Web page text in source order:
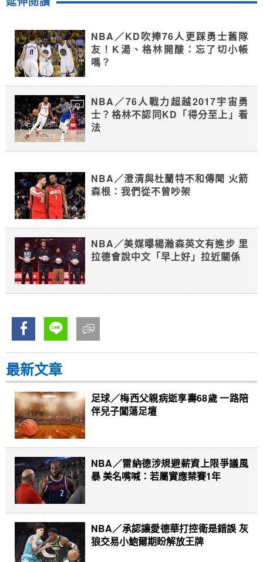
NBA／KD吹捧76人更踩勇士舊隊
友！K湯、格林開酸：忘了切小帳
嗎？
NBA／76人戰力超越2017宇宙勇
士？格林不認同KD「得分至上」看
法
NBA／澄清與杜蘭特不和傳聞 火箭
森根：我們從不曾吵架
NBA／美媒曝楊瀚森英文有進步 里
拉德會說中文「早上好」拉近關係
最新文章
足球／梅西父親病逝享壽68歲 一路陪
伴兒子闖蕩足壇
NBA／雷納德涉規避薪資上限爭議風
暴 美名嘴喊：若屬實應禁賽1年
NBA／承認讓愛德華打控衛是錯誤 灰
狼交易小鮑爾期盼解放王牌